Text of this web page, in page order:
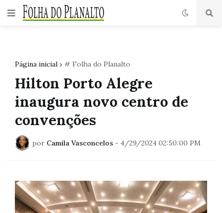
Página inicial # Folha do Planalto
Hilton Porto Alegre
inaugura novo centro de
convenções
por Camila Vasconcelos - 4/29/2024 02:50:00 PM